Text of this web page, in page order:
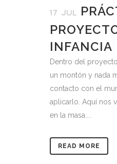
17 JUL
INFANCIA
Dentro del
un montón y nada
contacto con el
aplicarlo. Aquí nos
en la masa....
READ MORE